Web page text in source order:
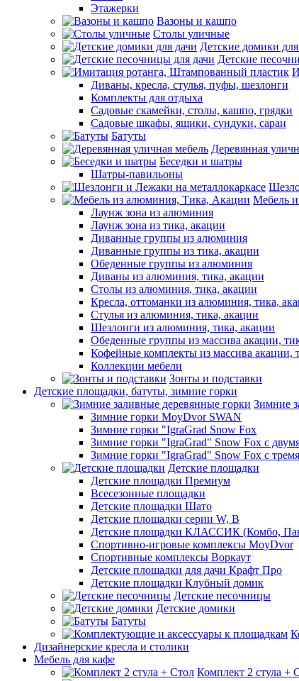
Этажерки
Вазоны и кашпо
Столы уличные
Детские домики
Детские
Диваны, кресла, стулья, пуфы, шезлонги
Комплекты для отдыха
Садовые скамейки, столы, кашпо, грядки
Садовые шкафы, ящики, сундуки, сараи
Батуты
Деревянная
Беседки и шатры
Шатры-павильоны
Мебель
Лаунж зона из алюминия
Лаунж зона из тика, акации
Диванные группы из алюминия
Диванные группы из тика, акации
Обеденные группы из алюминия
Диваны из алюминия, тика, акации
Столы из алюминия, тика, акации
Кресла, оттоманки из алюминия, тика,
Стулья из алюминия, тика, акации
Шезлонги из алюминия, тика, акации
Обеденные группы из массива акации,
Кофейные комплекты из массива акации,
Коллекции мебели
Зонты и подставки
Детские площадки, батуты, зимние горки
Зимние
Зимние горки MoyDvor SWAN
Зимние горки "IgraGrad Snow Fox
Зимние горки "IgraGrad" Snow Fox с
Зимние горки "IgraGrad" Snow Fox с
Детские площадки
Детские площадки Премиум
Всесезонные площадки
Детские площадки Шато
Детские площадки серии W, В
Детские площадки КЛАССИК (Комбо,
Спортивно-игровые комплексы MoyDvor
Спортивные комплексы Воркаут
Детские площадки для дачи Крафт Про
Детские площадки Клубный домик
Детские песочницы
Детские домики
Батуты
Дизайнерские кресла и столики
Мебель для кафе
Комплект 2 стула +